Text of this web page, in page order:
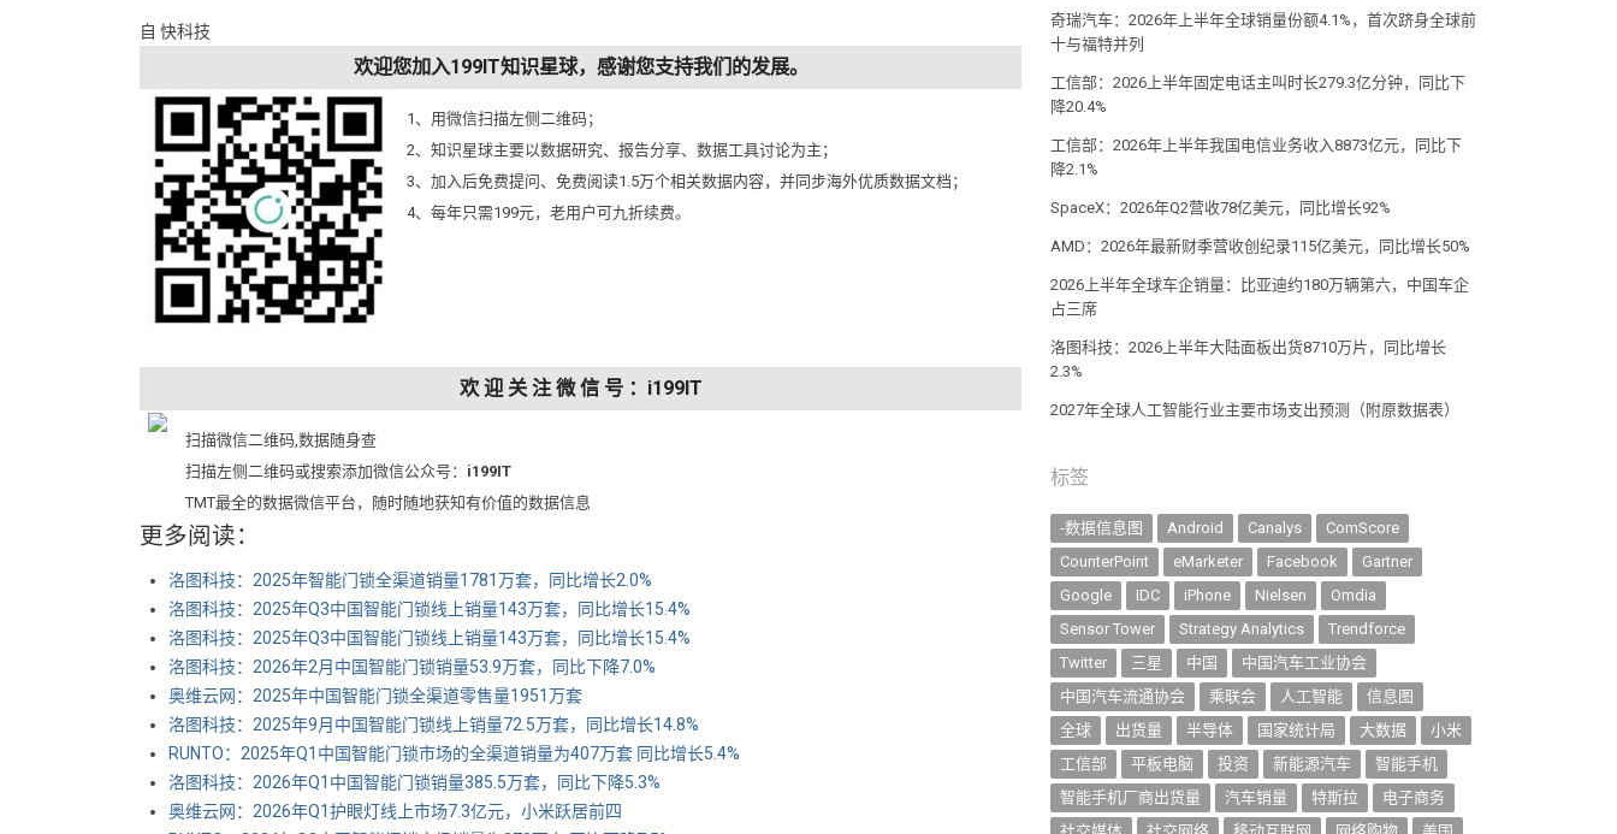
自 快科技
欢迎您加入199IT知识星球，感谢您支持我们的发展。
1、用微信扫描左侧二维码；
2、知识星球主要以数据研究、报告分享、数据工具讨论为主；
3、加入后免费提问、免费阅读1.5万个相关数据内容，并同步海外优质数据文档；
4、每年只需199元，老用户可九折续费。
欢 迎 关 注 微 信 号 ：i199IT
扫描微信二维码,数据随身查
扫描左侧二维码或搜索添加微信公众号： i199IT
TMT最全的数据微信平台，随时随地获知有价值的数据信息
更多阅读：
洛图科技：2025年智能门锁全渠道销量1781万套，同比增长2.0%
洛图科技：2025年Q3中国智能门锁线上销量143万套，同比增长15.4%
洛图科技：2025年Q3中国智能门锁线上销量143万套，同比增长15.4%
洛图科技：2026年2月中国智能门锁销量53.9万套，同比下降7.0%
奥维云网：2025年中国智能门锁全渠道零售量1951万套
洛图科技：2025年9月中国智能门锁线上销量72.5万套，同比增长14.8%
RUNTO：2025年Q1中国智能门锁市场的全渠道销量为407万套 同比增长5.4%
洛图科技：2026年Q1中国智能门锁销量385.5万套，同比下降5.3%
奥维云网：2026年Q1护眼灯线上市场7.3亿元，小米跃居前四
奇瑞汽车：2026年上半年全球销量份额4.1%，首次跻身全球前
十与福特并列
工信部：2026上半年固定电话主叫时长279.3亿分钟，同比下
降20.4%
工信部：2026年上半年我国电信业务收入8873亿元，同比下
降2.1%
SpaceX：2026年Q2营收78亿美元，同比增长92%
AMD：2026年最新财季营收创纪录115亿美元，同比增长50%
2026上半年全球车企销量：比亚迪约180万辆第六，中国车企
占三席
洛图科技：2026上半年大陆面板出货8710万片，同比增长
2.3%
2027年全球人工智能行业主要市场支出预测（附原数据表） ​​​
标签
-数据信息图 Android Canalys
ComScore
CounterPoint
eMarketer Facebook
Gartner
Google
IDC iPhone Nielsen
Omdia
Sensor Tower
Strategy Analytics
Trendforce
Twitter
三星 中国
中国汽车工业协会
中国汽车流通协会
乘联会 人工智能
信息图
全球
出货量 半导体 国家统计局 大数据
小米
工信部
平板电脑 投资 新能源汽车
智能手机
智能手机厂商出货量
汽车销量 特斯拉
电子商务